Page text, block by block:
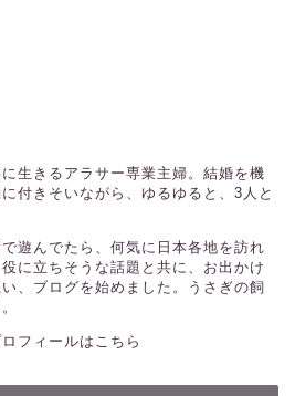
生きるアラサー専業主婦。結婚を機
付きそいながら、ゆるゆると、3人と
遊んでたら、何気に日本各地を訪れ
に立ちそうな話題と共に、お出かけ
、ブログを始めました。うさぎの飼
フィールはこちら